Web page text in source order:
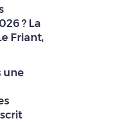
? La
Friant,
une